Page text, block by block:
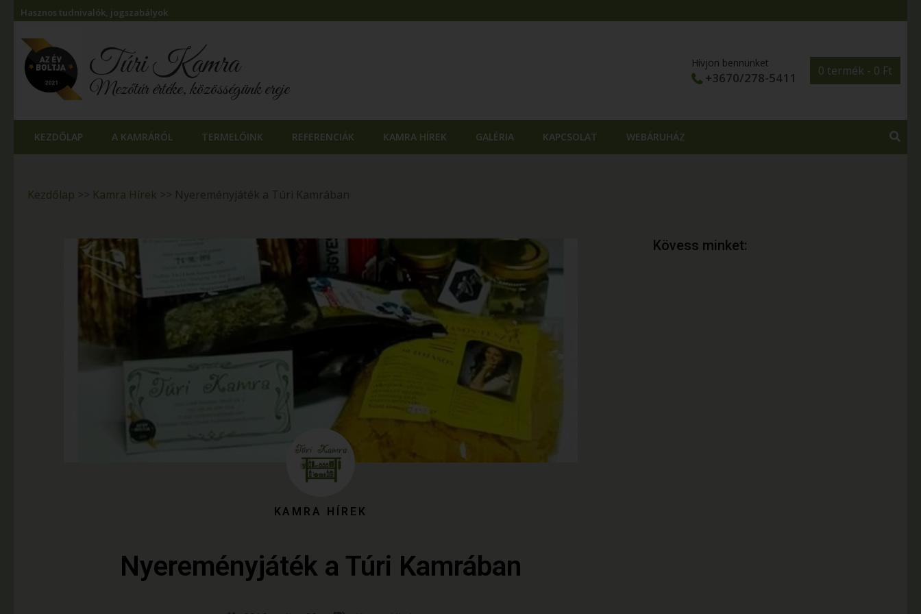
Hasznos tudnivalók, jogszabályok
Túri Kamra
Mezőtúr értéke, közösségünk ereje
0 termék - 0 Ft
Hívjon bennünket
+3670/278-5411
KEZDŐLAP A KAMRÁRÓL TERMELŐINK REFERENCIÁK KAMRA HÍREK GALÉRIA KAPCSOLAT WEBÁRUHÁZ
Kezdőlap >> Kamra Hírek >> Nyereményjáték a Túri Kamrában
KAMRA HÍREK
Nyereményjáték a Túri Kamrában
Kövess minket: